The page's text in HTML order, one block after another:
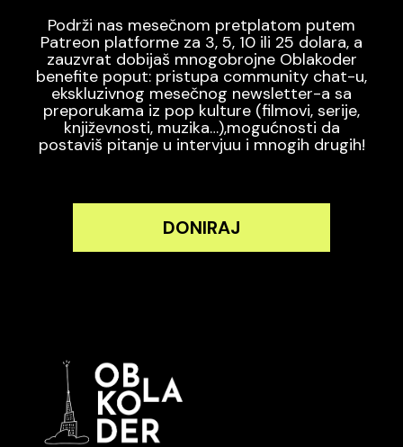
Podrži nas mesečnom pretplatom putem
Patreon platforme za 3, 5, 10 ili 25 dolara, a
zauzvrat dobijaš mnogobrojne Oblakoder
benefite poput: pristupa community chat-u,
ekskluzivnog mesečnog newsletter-a sa
preporukama iz pop kulture (filmovi, serije,
književnosti, muzika…),mogućnosti da
postaviš pitanje u intervjuu i mnogih drugih!
DONIRAJ